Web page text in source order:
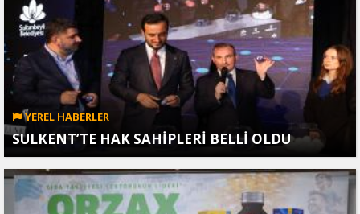
YEREL HABERLER
SULKENT’TE HAK SAHİPLERİ BELLİ OLDU